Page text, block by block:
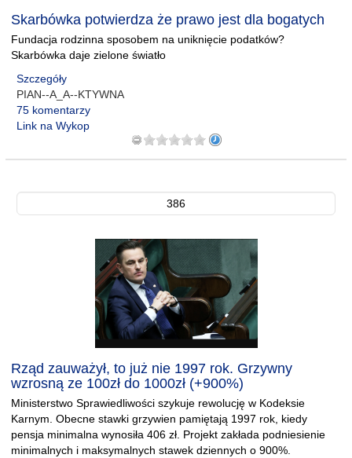
Skarbówka potwierdza że prawo jest dla bogatych
Fundacja rodzinna sposobem na uniknięcie podatków?
Skarbówka daje zielone światło
Szczegóły
PIAN--A_A--KTYWNA
75 komentarzy
Link na Wykop
386
Rząd zauważył, to już nie 1997 rok. Grzywny
wzrosną ze 100zł do 1000zł (+900%)
Ministerstwo Sprawiedliwości szykuje rewolucję w Kodeksie
Karnym. Obecne stawki grzywien pamiętają 1997 rok, kiedy
pensja minimalna wynosiła 406 zł. Projekt zakłada podniesienie
minimalnych i maksymalnych stawek dziennych o 900%.